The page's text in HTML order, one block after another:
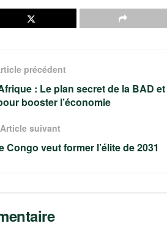
précédent
: Le plan secret de la BAD et
booster l’économie
Article suivant
Congo veut former l’élite de 2031